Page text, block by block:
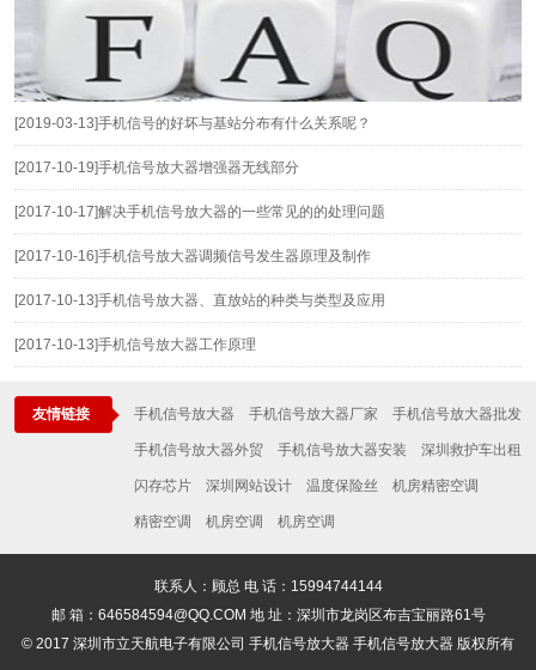
[2019-03-13]手机信号的好坏与基站分布有什么关系呢？
[2017-10-19]手机信号放大器增强器无线部分
[2017-10-17]解决手机信号放大器的一些常见的的处理问题
[2017-10-16]手机信号放大器调频信号发生器原理及制作
[2017-10-13]手机信号放大器、直放站的种类与类型及应用
[2017-10-13]手机信号放大器工作原理
友情链接 手机信号放大器 手机信号放大器厂家 手机信号放大器批发
手机信号放大器外贸 手机信号放大器安装 深圳救护车出租
闪存芯片 深圳网站设计 温度保险丝 机房精密空调
精密空调 机房空调 机房空调
联系人：顾总 电 话：15994744144
邮 箱：646584594@QQ.COM 地 址：深圳市龙岗区布吉宝丽路61号
© 2017 深圳市立天航电子有限公司 手机信号放大器 手机信号放大器 版权所有